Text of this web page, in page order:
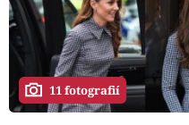
11 fotografií